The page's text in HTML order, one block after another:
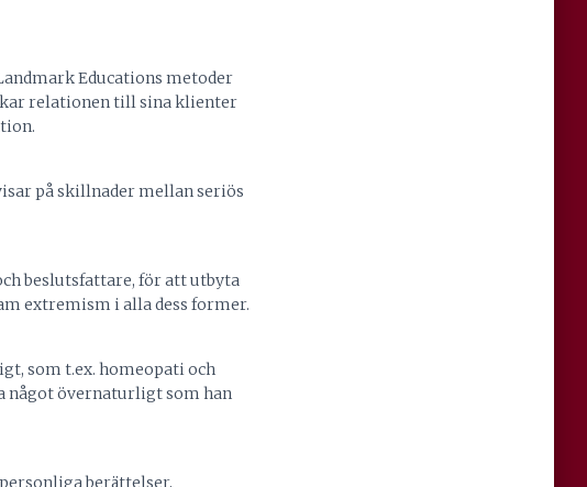
Educations metoder
relationen till sina klienter
på skillnader mellan seriös
beslutsfattare, för att utbyta
extremism i alla dess former.
som t.ex. homeopati och
något övernaturligt som han
berättelser,